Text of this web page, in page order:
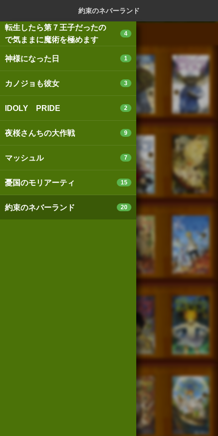
約束のネバーランド
転生したら第７王子だったの
で気ままに魔術を極めます
4
神様になった日 1
カノジョも彼女 3
IDOLY PRIDE 2
夜桜さんちの大作戦 9
マッシュル 7
憂国のモリアーティ 15
約束のネバーランド 20
スマートフォン版 パソコン版
個人情報保護基本方針
Cookie等の利用に関するガイドライン
サイトアクセス情報の取得について
法人・プレスお問い合わせ 運営会社
※本サイトはアフィリエイトプログラムによる収益を得ていま